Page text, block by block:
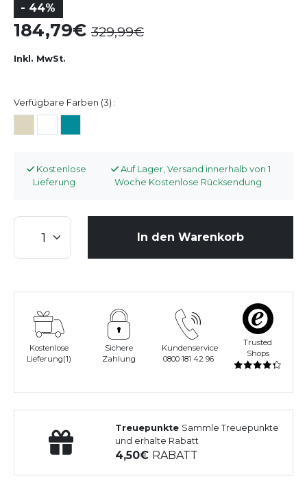
- 44%
184,79 329,99
Inkl. MwSt.
Verfügbare Farben (3) :
Kostenlose
Lieferung
Auf Lager, Versand innerhalb von 1
Woche Kostenlose Rücksendung
In den Warenkorb
Kostenlose
Lieferung(1)
Sichere
Zahlung
Kundenservice
0800 181 42 96
Trusted
Shops
Treuepunkte Sammle Treuepunkte
und erhalte Rabatt
4,50 RABATT